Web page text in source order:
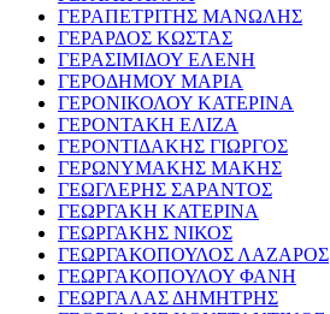
ΓΕΡΑΠΕΤΡΙΤΗΣ ΜΑΝΩΛΗΣ
ΓΕΡΑΡΔΟΣ ΚΩΣΤΑΣ
ΓΕΡΑΣΙΜΙΔΟΥ ΕΛΕΝΗ
ΓΕΡΟΔΗΜΟΥ ΜΑΡΙΑ
ΓΕΡΟΝΙΚΟΛΟΥ ΚΑΤΕΡΙΝΑ
ΓΕΡΟΝΤΑΚΗ ΕΛΙΖΑ
ΓΕΡΟΝΤΙΔΑΚΗΣ ΓΙΩΡΓΟΣ
ΓΕΡΩΝΥΜΑΚΗΣ ΜΑΚΗΣ
ΓΕΩΓΛΕΡΗΣ ΣΑΡΑΝΤΟΣ
ΓΕΩΡΓΑΚΗ ΚΑΤΕΡΙΝΑ
ΓΕΩΡΓΑΚΗΣ ΝΙΚΟΣ
ΓΕΩΡΓΑΚΟΠΟΥΛΟΣ ΛΑΖΑΡΟΣ
ΓΕΩΡΓΑΚΟΠΟΥΛΟΥ ΦΑΝΗ
ΓΕΩΡΓΑΛΑΣ ΔΗΜΗΤΡΗΣ